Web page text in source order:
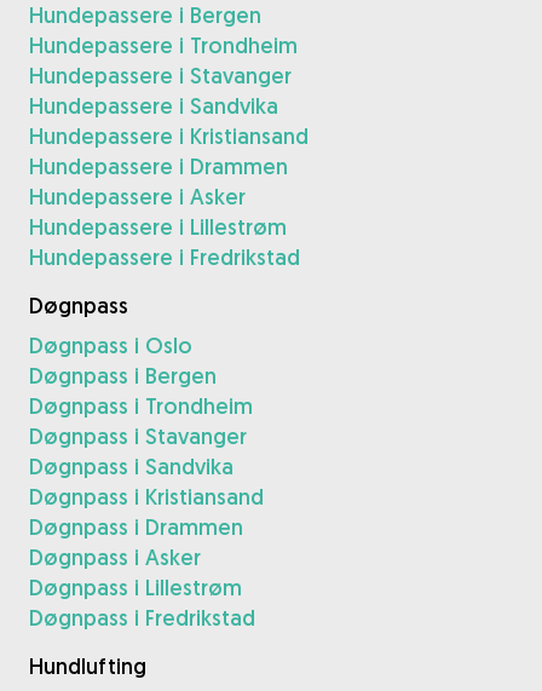
Hundepassere i Bergen
Hundepassere i Trondheim
Hundepassere i Stavanger
Hundepassere i Sandvika
Hundepassere i Kristiansand
Hundepassere i Drammen
Hundepassere i Asker
Hundepassere i Lillestrøm
Hundepassere i Fredrikstad
Døgnpass
Døgnpass i Oslo
Døgnpass i Bergen
Døgnpass i Trondheim
Døgnpass i Stavanger
Døgnpass i Sandvika
Døgnpass i Kristiansand
Døgnpass i Drammen
Døgnpass i Asker
Døgnpass i Lillestrøm
Døgnpass i Fredrikstad
Hundlufting